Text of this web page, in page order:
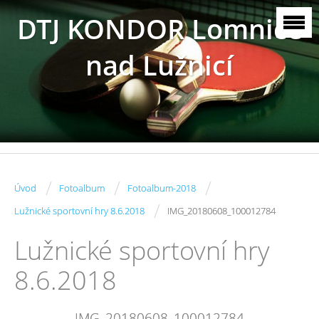
DTJ KONDOR Lomnice
nad Lužnicí
Úvod / Fotoalbum / Fotoalbum-2018 /
Lužnické sportovní hry 8.6.2018 / IMG_20180608_100012784
Lužnické sportovní hry
8.6.2018